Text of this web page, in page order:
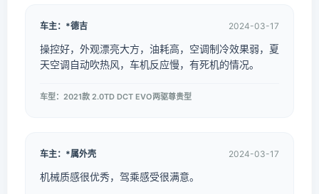
车主：*德吉 2024-03-17
操控好，外观漂亮大方，油耗高，空调制冷效果弱，夏
天空调自动吹热风，车机反应慢，有死机的情况。
车型：2021款 2.0TD DCT EVO两驱尊贵型
车主：*属外壳 2024-03-17
机械质感很优秀，驾乘感受很满意。